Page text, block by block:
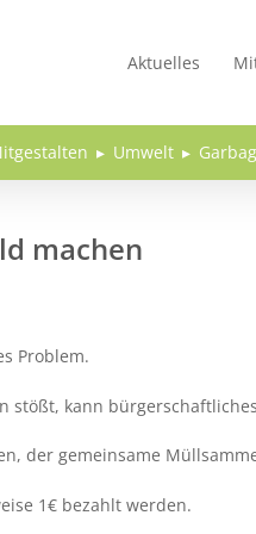
Aktuelles
Umwelt
machen
Problem.
kann
der gemeinsame
1€ bezahlt werden.